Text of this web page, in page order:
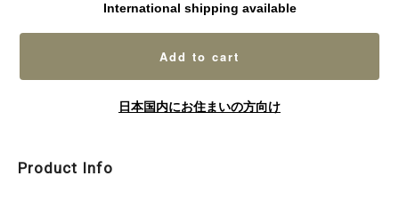
International shipping available
Add to cart
日本国内にお住まいの方向け
Product Info